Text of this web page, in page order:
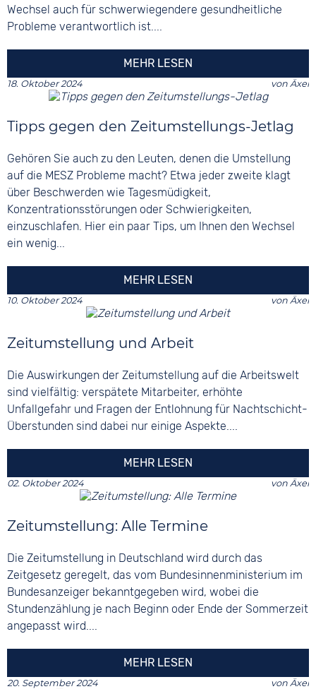
Wechsel auch für schwerwiegendere gesundheitliche
Probleme verantwortlich ist....
MEHR LESEN
18. Oktober 2024 von Äxel
Tipps gegen den Zeitumstellungs-Jetlag
Gehören Sie auch zu den Leuten, denen die Umstellung
auf die MESZ Probleme macht? Etwa jeder zweite klagt
über Beschwerden wie Tagesmüdigkeit,
Konzentrationsstörungen oder Schwierigkeiten,
einzuschlafen. Hier ein paar Tips, um Ihnen den Wechsel
ein wenig...
MEHR LESEN
10. Oktober 2024 von Äxel
Zeitumstellung und Arbeit
Die Auswirkungen der Zeitumstellung auf die Arbeitswelt
sind vielfältig: verspätete Mitarbeiter, erhöhte
Unfallgefahr und Fragen der Entlohnung für Nachtschicht-
Überstunden sind dabei nur einige Aspekte....
MEHR LESEN
02. Oktober 2024 von Äxel
Zeitumstellung: Alle Termine
Die Zeitumstellung in Deutschland wird durch das
Zeitgesetz geregelt, das vom Bundesinnenministerium im
Bundesanzeiger bekanntgegeben wird, wobei die
Stundenzählung je nach Beginn oder Ende der Sommerzeit
angepasst wird....
MEHR LESEN
20. September 2024 von Äxel